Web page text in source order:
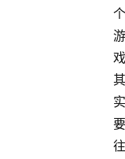
个
游
戏
其
实
要
往